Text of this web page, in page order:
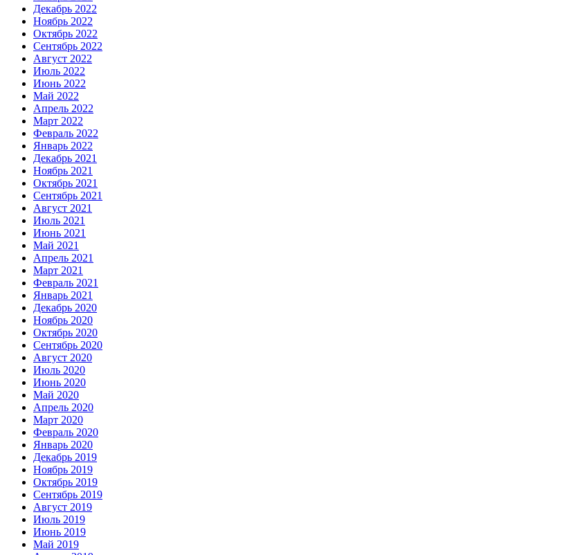
Декабрь 2022
Ноябрь 2022
Октябрь 2022
Сентябрь 2022
Август 2022
Июль 2022
Июнь 2022
Май 2022
Апрель 2022
Март 2022
Февраль 2022
Январь 2022
Декабрь 2021
Ноябрь 2021
Октябрь 2021
Сентябрь 2021
Август 2021
Июль 2021
Июнь 2021
Май 2021
Апрель 2021
Март 2021
Февраль 2021
Январь 2021
Декабрь 2020
Ноябрь 2020
Октябрь 2020
Сентябрь 2020
Август 2020
Июль 2020
Июнь 2020
Май 2020
Апрель 2020
Март 2020
Февраль 2020
Январь 2020
Декабрь 2019
Ноябрь 2019
Октябрь 2019
Сентябрь 2019
Август 2019
Июль 2019
Июнь 2019
Май 2019